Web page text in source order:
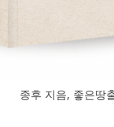
종후 지음, 좋은땅